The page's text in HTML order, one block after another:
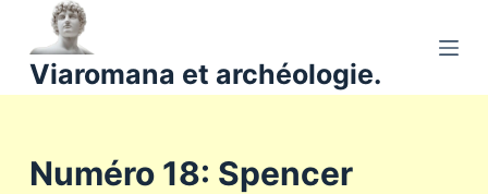
a
Viaromana et archéologie.
Numéro 18: Spencer